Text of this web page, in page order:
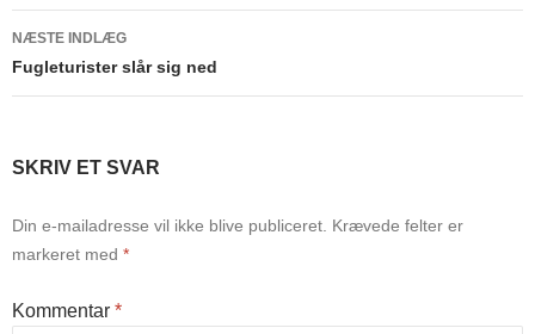
Indlægsnavigation
NÆSTE INDLÆG
Fugleturister slår sig ned
SKRIV ET SVAR
Din e-mailadresse vil ikke blive publiceret. Krævede felter er
markeret med *
Kommentar *